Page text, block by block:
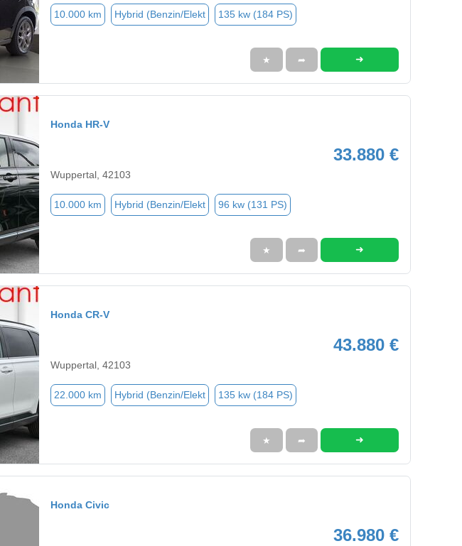
10.000 km Hybrid (Benzin/Elekt 135 kw (184 PS)
★ ➦ ➜
Honda HR-V
33.880 €
Wuppertal, 42103
10.000 km Hybrid (Benzin/Elekt 96 kw (131 PS)
★ ➦ ➜
Honda CR-V
43.880 €
Wuppertal, 42103
22.000 km Hybrid (Benzin/Elekt 135 kw (184 PS)
★ ➦ ➜
Honda Civic
36.980 €